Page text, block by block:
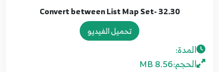
32.30 -Convert between List Map Set
تحميل الفيديو
المدة:
الحجم:8.56 MB
23.21 - List ( add - length )
24
24.22 - List ( first - last - isEmpty - isNotEmpty
- reversed - single)